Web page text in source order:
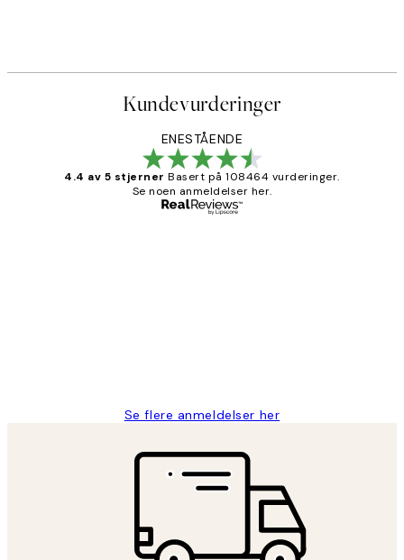
Kundevurderinger
ENESTÅENDE
4.4 av 5 stjerner Basert på 108464 vurderinger.
Se noen anmeldelser her.
Se flere anmeldelser her